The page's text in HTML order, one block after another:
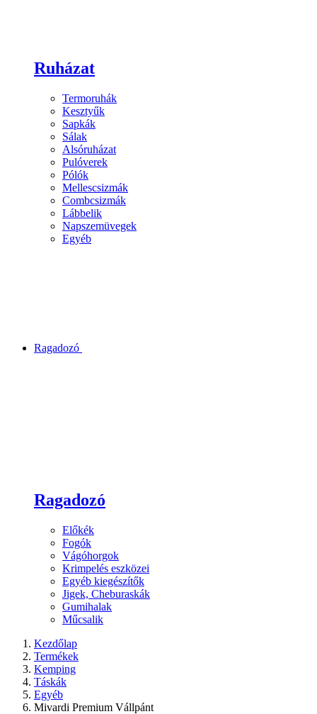
Ruházat
Termoruhák
Kesztyűk
Sapkák
Sálak
Alsóruházat
Pulóverek
Pólók
Mellescsizmák
Combcsizmák
Lábbelik
Napszemüvegek
Egyéb
Ragadozó
Ragadozó
Előkék
Fogók
Vágóhorgok
Krimpelés eszközei
Egyéb kiegészítők
Jigek, Cheburaskák
Gumihalak
Műcsalik
Kezdőlap
Termékek
Kemping
Táskák
Egyéb
Mivardi Premium Vállpánt